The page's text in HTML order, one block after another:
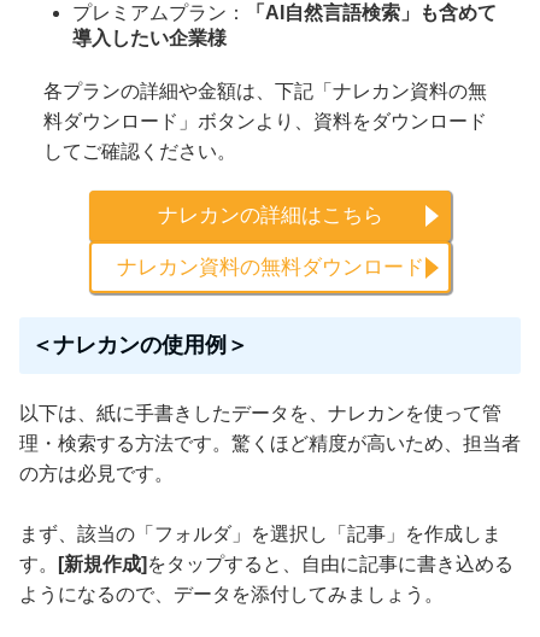
プレミアムプラン：
「AI自然言語検索」も含めて
導入したい企業様
各プランの詳細や金額は、下記「ナレカン資料の無
料ダウンロード」ボタンより、資料をダウンロード
してご確認ください。
ナレカンの詳細はこちら
ナレカン資料の無料ダウンロード
＜ナレカンの使用例＞
以下は、紙に手書きしたデータを、ナレカンを使って管
理・検索する方法です。驚くほど精度が高いため、担当者
の方は必見です。
まず、該当の「フォルダ」を選択し「記事」を作成しま
す。
[新規作成] をタップすると、自由に記事に書き込める
ようになるので、データを添付してみましょう。